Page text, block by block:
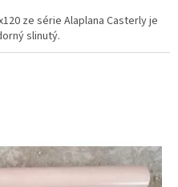
ze série Alaplana Casterly je
slinutý.